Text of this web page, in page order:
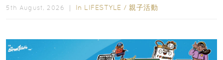
5th August, 2026 ｜ In LIFESTYLE / 親子活動